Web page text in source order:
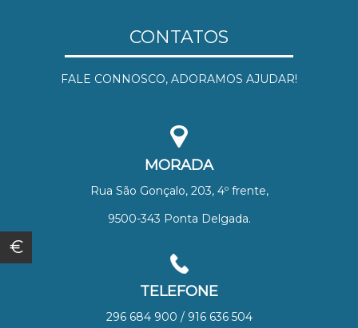
€
CONTATOS
FALE CONNOSCO, ADORAMOS AJUDAR!
MORADA
Rua São Gonçalo, 203, 4º frente,
9500-343 Ponta Delgada.
TELEFONE
296 684 900 / 916 636 504